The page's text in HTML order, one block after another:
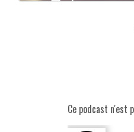
Ce podcast n'est